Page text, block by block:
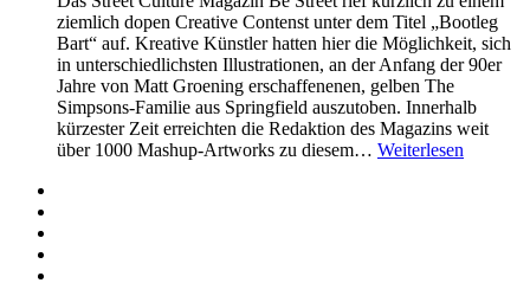
ziemlich dopen Creative Contenst unter dem Titel „Bootleg
Bart“ auf. Kreative Künstler hatten hier die Möglichkeit, sich
in unterschiedlichsten Illustrationen, an der Anfang der 90er
Jahre von Matt Groening erschaffenenen, gelben The
Simpsons-Familie aus Springfield auszutoben. Innerhalb
kürzester Zeit erreichten die Redaktion des Magazins weit
über 1000 Mashup-Artworks zu diesem… Weiterlesen